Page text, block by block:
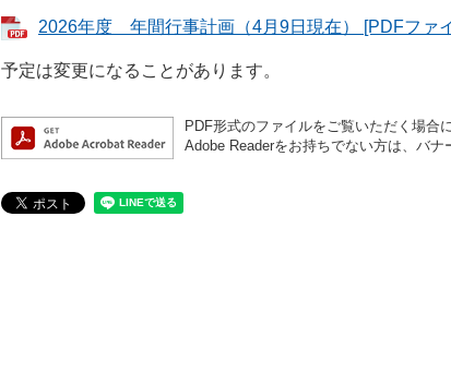
2026年度 年間行事計画（4月9日現在） [PDFファ
予定は変更になることがあります。
PDF形式のファイルをご覧いただく場合
Adobe Readerをお持ちでない方は、バナ